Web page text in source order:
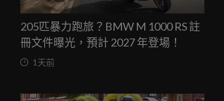
205匹暴力跑旅？BMW M 1000 RS 註
冊文件曝光，預計 2027 年登場！
1天前